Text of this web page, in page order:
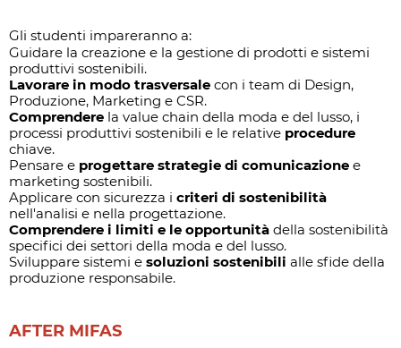
Gli studenti impareranno a:
Guidare la creazione e la gestione di prodotti e sistemi
produttivi sostenibili.
Lavorare in modo trasversale con i team di Design,
Produzione, Marketing e CSR.
Comprendere la value chain della moda e del lusso, i
processi produttivi sostenibili e le relative procedure
chiave.
Pensare e progettare strategie di comunicazione e
marketing sostenibili.
Applicare con sicurezza i criteri di sostenibilità
nell'analisi e nella progettazione.
Comprendere i limiti e le opportunità della sostenibilità
specifici dei settori della moda e del lusso.
Sviluppare sistemi e soluzioni sostenibili alle sfide della
produzione responsabile.
AFTER MIFAS